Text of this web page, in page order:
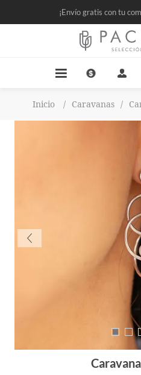
¡Envío gratis con tu
Inicio / Caravanas /